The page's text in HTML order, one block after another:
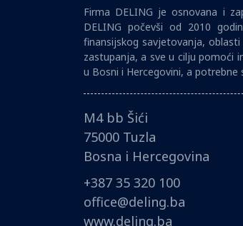
Firma DELING je osnovana i
DELING počevši od 2010
finansijskog savjetovanja,
zastupanja, a sve u cilju pomoći
u Bosni i Hercegovini, a
M4 bb Šići
75000 Tuzla
Bosna i Hercegovina
+387 35 320 100
office@deling.ba
www.deling.ba